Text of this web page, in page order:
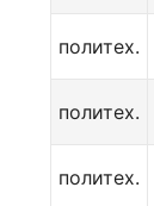
политех.
политех.
политех.